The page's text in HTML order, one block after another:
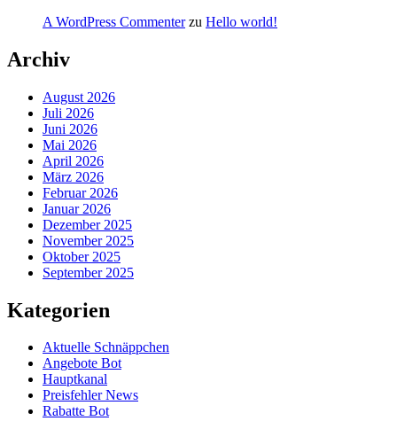
A WordPress Commenterzu Hello world!
Archiv
August 2026
Juli 2026
Juni 2026
Mai 2026
April 2026
März 2026
Februar 2026
Januar 2026
Dezember 2025
November 2025
Oktober 2025
September 2025
Kategorien
Aktuelle Schnäppchen
Angebote Bot
Hauptkanal
Preisfehler News
Rabatte Bot